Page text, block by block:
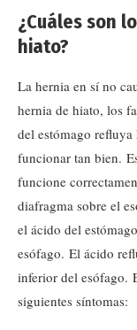
¿Cuáles son
hiato?
La hernia en sí no
hernia de hiato, los
del estómago
funcionar tan bien.
funcione
diafragma sobre el
el ácido del
esófago. El ácido
inferior del esófago.
siguientes síntomas: